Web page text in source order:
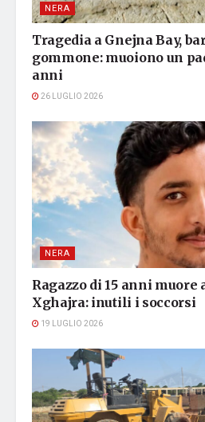
NERA
Tragedia a Gnejna Bay,
gommone: muoiono un
anni
26 LUGLIO 2026
NERA
Ragazzo di 15 anni muore
Xghajra: inutili i soccorsi
19 LUGLIO 2026